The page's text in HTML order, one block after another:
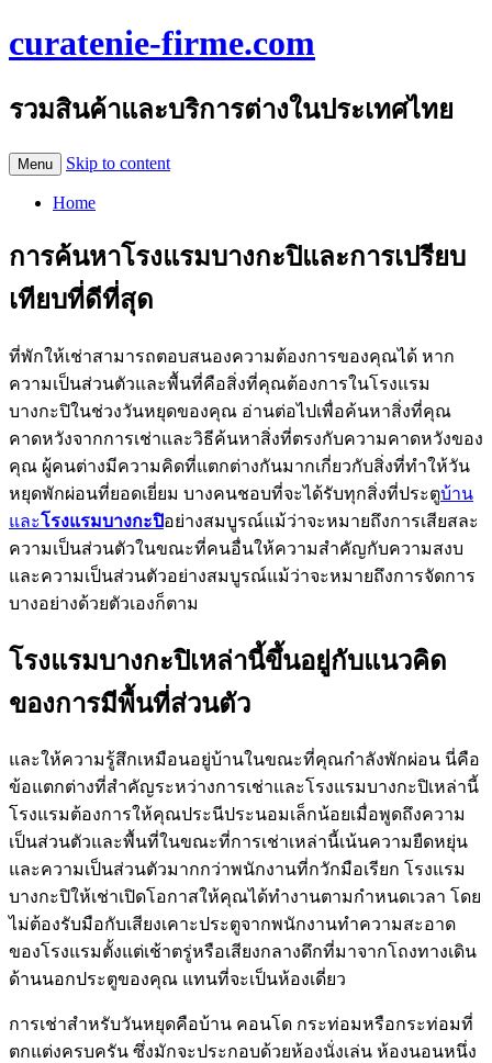
curatenie-firme.com
รวมสินค้าและบริการต่างในประเทศไทย
Menu Skip to content
Home
การค้นหาโรงแรมบางกะปิและการเปรียบ
เทียบที่ดีที่สุด
ที่พักให้เช่าสามารถตอบสนองความต้องการของคุณได้ หาก
ความเป็นส่วนตัวและพื้นที่คือสิ่งที่คุณต้องการในโรงแรม
บางกะปิในช่วงวันหยุดของคุณ อ่านต่อไปเพื่อค้นหาสิ่งที่คุณ
คาดหวังจากการเช่าและวิธีค้นหาสิ่งที่ตรงกับความคาดหวังของ
คุณ ผู้คนต่างมีความคิดที่แตกต่างกันมากเกี่ยวกับสิ่งที่ทำให้วัน
หยุดพักผ่อนที่ยอดเยี่ยม บางคนชอบที่จะได้รับทุกสิ่งที่ประตูบ้าน
และโรงแรมบางกะปิอย่างสมบูรณ์แม้ว่าจะหมายถึงการเสียสละ
ความเป็นส่วนตัวในขณะที่คนอื่นให้ความสำคัญกับความสงบ
และความเป็นส่วนตัวอย่างสมบูรณ์แม้ว่าจะหมายถึงการจัดการ
บางอย่างด้วยตัวเองก็ตาม
โรงแรมบางกะปิเหล่านี้ขึ้นอยู่กับแนวคิด
ของการมีพื้นที่ส่วนตัว
และให้ความรู้สึกเหมือนอยู่บ้านในขณะที่คุณกำลังพักผ่อน นี่คือ
ข้อแตกต่างที่สำคัญระหว่างการเช่าและโรงแรมบางกะปิเหล่านี้
โรงแรมต้องการให้คุณประนีประนอมเล็กน้อยเมื่อพูดถึงความ
เป็นส่วนตัวและพื้นที่ในขณะที่การเช่าเหล่านี้เน้นความยืดหยุ่น
และความเป็นส่วนตัวมากกว่าพนักงานที่กวักมือเรียก โรงแรม
บางกะปิให้เช่าเปิดโอกาสให้คุณได้ทำงานตามกำหนดเวลา โดย
ไม่ต้องรับมือกับเสียงเคาะประตูจากพนักงานทำความสะอาด
ของโรงแรมตั้งแต่เช้าตรู่หรือเสียงกลางดึกที่มาจากโถงทางเดิน
ด้านนอกประตูของคุณ แทนที่จะเป็นห้องเดี่ยว
การเช่าสำหรับวันหยุดคือบ้าน คอนโด กระท่อมหรือกระท่อมที่
ตกแต่งครบครัน ซึ่งมักจะประกอบด้วยห้องนั่งเล่น ห้องนอนหนึ่ง